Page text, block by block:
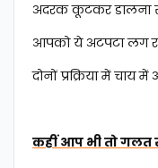
अदरक कूटकर डालना
आपको ये अटपटा लग
दोनों प्रक्रिया में चाय
कहीं आप भी तो गलत